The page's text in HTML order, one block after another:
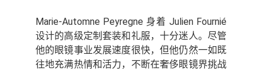
Marie-Automne Peyregne 身着 Julien Fournié
设计的高级定制套装和礼服，十分迷人。尽管
他的眼镜事业发展速度很快，但他仍然一如既
往地充满热情和活力，不断在奢侈眼镜界挑战